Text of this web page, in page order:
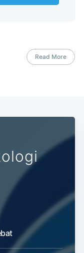
Read More
Subscribe